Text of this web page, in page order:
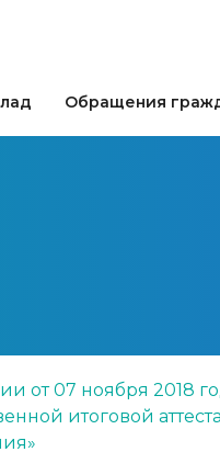
Обращения
от 07 ноября 2018
итоговой